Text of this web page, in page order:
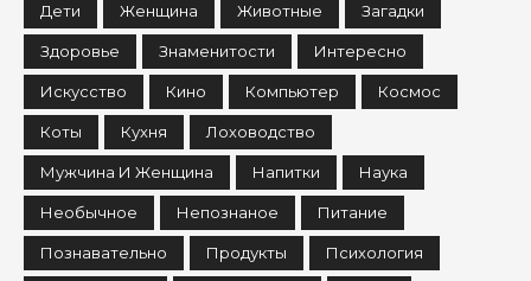
Дети Женщина Животные Загадки
Здоровье Знаменитости Интересно
Искусство Кино Компьютер Космос
Коты Кухня Лоховодство
Мужчина И Женщина Напитки Наука
Необычное Непознаное Питание
Познавательно Продукты Психология